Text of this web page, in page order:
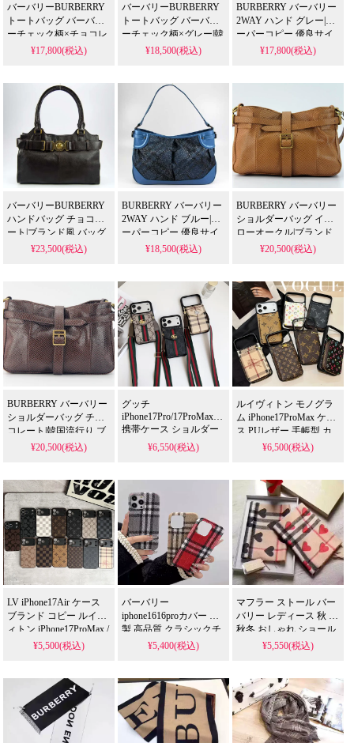
バーバリーBURBERRY
トートバッグ バーバリ
ーチェック柄×チョコレ
ート|人気 ブランド バッ
¥17,800(税込)
バーバリーBURBERRY
トートバッグ バーバリ
ーチェック柄×グレー|韓
国流行り ブランドバッ
¥18,500(税込)
BURBERRY バーバリー
2WAY ハンド グレー|ス
ーパーコピー 優良サイ
¥17,800(税込)
バーバリーBURBERRY
ハンドバッグ チョコレ
ート|ブランド風 バッグ
激安 高品質
¥23,500(税込)
BURBERRY バーバリー
2WAY ハンド ブルー|ス
ーパーコピー 優良サイ
¥18,500(税込)
BURBERRY バーバリー
ショルダーバッグ イエ
ローオークル|ブランド
風 バッグ 激安 高品質
¥20,500(税込)
BURBERRY バーバリー
ショルダーバッグ チョ
コレート|韓国流行り ブ
ランドバッグ
¥20,500(税込)
グッチ
iPhone17Pro/17ProMax
携帯ケース ショルダー
ストラップ付き レザー
アコーディオン カード
能 iPhone16Pro/15/14ケ
ース バーバリー Galaxy
S25/S25Plus スマホケー
ス 女性用 ブランド プレ
ゼント
¥6,550(税込)
ルイヴィトン モノグラ
ム iPhone17ProMax ケー
ス PUレザー 手帳型 カ
ード収納 LV
iPhone17Pro/17Air
カバー
¥6,500(税込)
LV iPhone17Air ケース
ブランド コピー ルイヴ
ィトン iPhone17ProMax /
17 携帯ケース レザー 男
バー 一体型 レンズ保護
耐衝撃 TPUケース コー
チ アイフォーン15 / 14 /
13 Pro スマホケース 低
価格 通販
¥5,500(税込)
バーバリー
iphone1616proカバー 布
製 高品質 クラシックチ
ェック柄パターン
ス コピー ファッション
¥5,400(税込)
マフラー ストール バー
バリー レディース 秋 冬
秋冬 おしゃれ ショール
かわいい ハート 可愛い
わ あったか 暖かい
BURBERRY ロマンチッ
ク
¥5,550(税込)